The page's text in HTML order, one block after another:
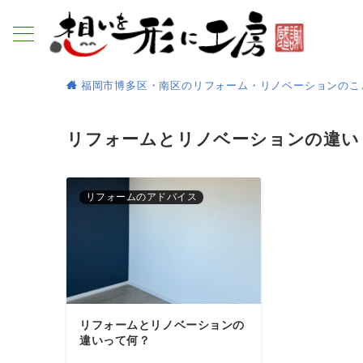
福岡市博多区・南区のリフォーム・リノベーションのこ
リフォームとリノベーションの違い
リフォームのアドバイス
リフォームとリノベーションの
違いって何？